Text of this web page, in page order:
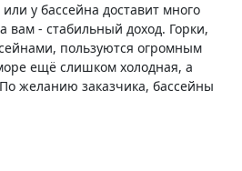
у бассейна доставит много
- стабильный доход. Горки,
пользуются огромным
ещё слишком холодная, а
желанию заказчика, бассейны